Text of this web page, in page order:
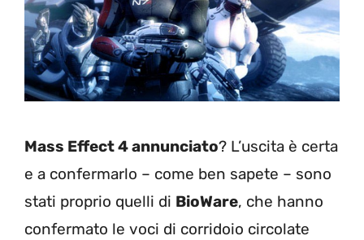
Mass Effect 4 annunciato? L’uscita è certa
e a confermarlo – come ben sapete – sono
stati proprio quelli di BioWare, che hanno
confermato le voci di corridoio circolate